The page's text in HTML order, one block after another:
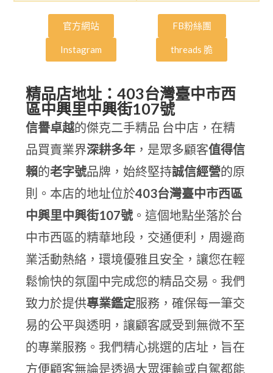
官方網站 FB粉絲團
Instagram threads 脆
精品店地址：403台灣臺中市西
區中興里中興街107號
信譽卓越的傑克二手精品 台中店，在精
品買賣業界深耕多年 ，是眾多顧客值得信
賴的老字號品牌，始終堅持誠信經營的原
則。本店的地址位於403台灣臺中市西區
中興里中興街107號 。這個地點坐落於台
中市西區的精華地段，交通便利，周邊商
業活動熱絡，環境優雅且安全，讓您在輕
鬆愉快的氛圍中完成您的精品交易。我們
致力於提供專業鑑定服務，確保每一筆交
易的公平與透明，讓顧客感受到無微不至
的專業服務。我們精心挑選的店址，旨在
方便顧客無論是透過大眾運輸或自駕都能